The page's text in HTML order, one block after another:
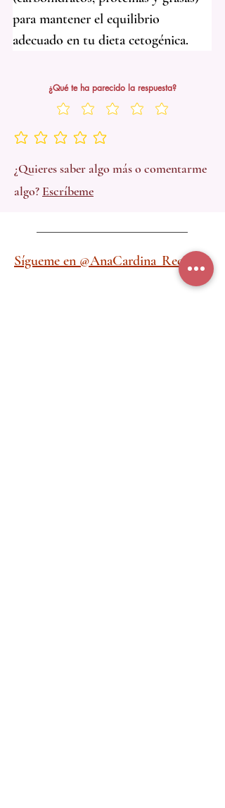
para mantener el equilibrio
adecuado en tu dieta cetogénica.
¿Qué te ha parecido la respuesta?
Aún no hay calificaciones
¿Quieres saber algo más o comentarme
algo? Escríbeme
Sígueme en @AnaCardina_Recetas